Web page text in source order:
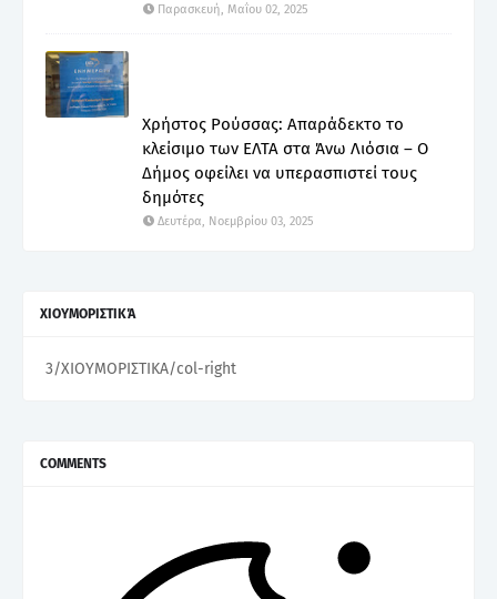
Παρασκευή, Μαΐου 02, 2025
Χρήστος Ρούσσας: Απαράδεκτο το
κλείσιμο των ΕΛΤΑ στα Άνω Λιόσια – Ο
Δήμος οφείλει να υπερασπιστεί τους
δημότες
Δευτέρα, Νοεμβρίου 03, 2025
ΧΙΟΥΜΟΡΙΣΤΙΚΆ
3/ΧΙΟΥΜΟΡΙΣΤΙΚΑ/col-right
COMMENTS